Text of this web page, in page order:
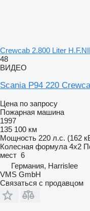
Crewcab 2.800 Liter
48
ВИДЕО
Scania P94 220
Цена по запросу
Пожарная машина
1997
135 100 км
Мощность 220 л.с. (162
Колесная формула 4x2
мест 6
Германия, Harrislee
VMS GmbH
Связаться с продавцом